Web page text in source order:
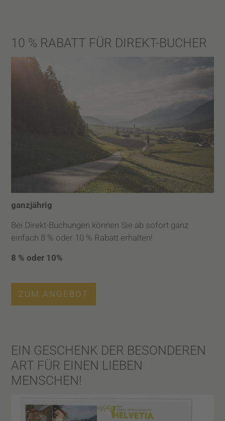
10 % RABATT FÜR DIREKT-BUCHER
ganzjährig
Bei Direkt-Buchungen können Sie ab sofort ganz
einfach 8 % oder 10 % Rabatt erhalten!
8 % oder 10%
ZUM ANGEBOT
EIN GESCHENK DER BESONDEREN
ART FÜR EINEN LIEBEN
MENSCHEN!